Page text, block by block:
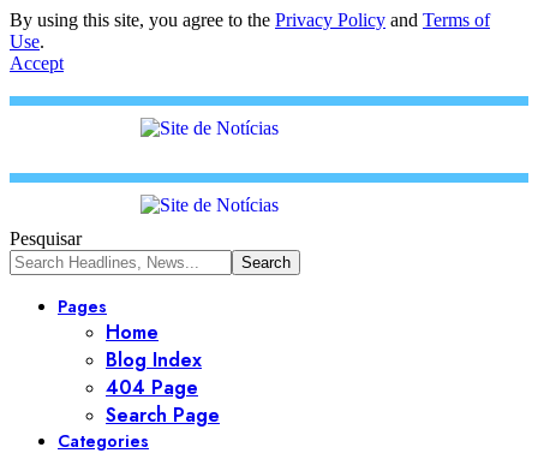
By using this site, you agree to the Privacy Policy and Terms of
Use.
Accept
Pesquisar
Pages
Home
Blog Index
404 Page
Search Page
Categories